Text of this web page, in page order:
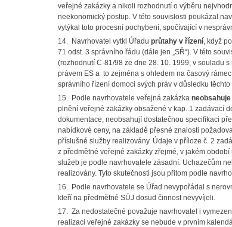
veřejné zakázky a nikoli rozhodnutí o výběru
neekonomický postup. V této souvislosti poukázal
vytýkal toto procesní pochybení, spočívající v
14. Navrhovatel vytkl Úřadu průtahy v řízení, když
71 odst. 3 správního řádu (dále jen „SŘ“). V této
(rozhodnutí C-81/98 ze dne 28. 10. 1999, v souladu
právem ES a to zejména s ohledem na časový
správního řízení domoci svých práv v důsledku
15. Podle navrhovatele veřejná zakázka
plnění veřejné zakázky obsažené v kap. 1 zadávací
dokumentace, neobsahují dostatečnou specifikaci
nabídkové ceny, na základě přesné znalosti
příslušné služby realizovány. Údaje v příloze č. 2
z předmětné veřejné zakázky zřejmé, v jakém
služeb je podle navrhovatele zásadní. Uchazečům
realizovány. Tyto skutečnosti jsou přitom podle
16. Podle navrhovatele se Úřad nevypořádal s
kteří na předmětné SÚJ dosud činnost nevyvíjeli.
17. Za nedostatečné považuje navrhovatel i
realizaci veřejné zakázky se nebude v prvním